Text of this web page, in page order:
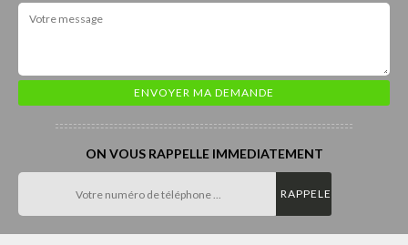
ON VOUS RAPPELLE IMMEDIATEMENT